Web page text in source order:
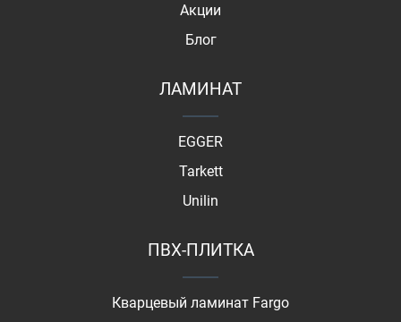
Акции
Блог
ЛАМИНАТ
EGGER
Tarkett
Unilin
ПВХ-ПЛИТКА
Кварцевый ламинат Fargo